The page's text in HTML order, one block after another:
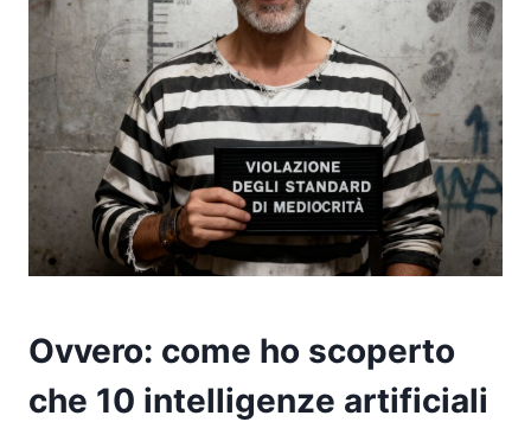
Ovvero: come ho scoperto
che 10 intelligenze artificiali